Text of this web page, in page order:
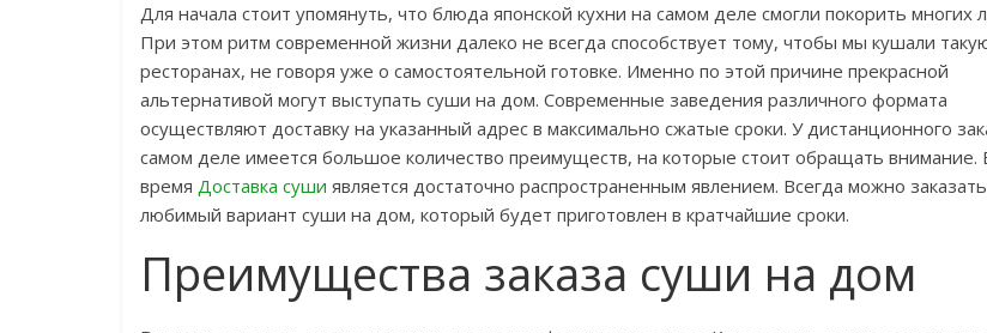
Для начала стоит упомянуть, что блюда японской кухни на самом деле смогли покорить многих
При этом ритм современной жизни далеко не всегда способствует тому, чтобы мы кушали
ресторанах, не говоря уже о самостоятельной готовке. Именно по этой причине прекрасной
альтернативой могут выступать суши на дом. Современные заведения различного формата
осуществляют доставку на указанный адрес в максимально сжатые сроки. У дистанционного
самом деле имеется большое количество преимуществ, на которые стоит обращать внимание.
время Доставка суши является достаточно распространенным явлением. Всегда можно
любимый вариант суши на дом, который будет приготовлен в кратчайшие сроки.
Преимущества заказа суши на дом